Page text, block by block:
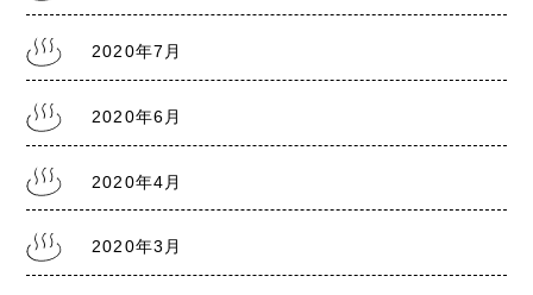
2020年7月
2020年6月
2020年4月
2020年3月